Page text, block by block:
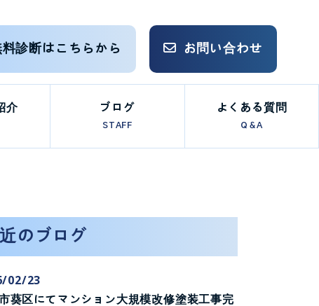
料診断はこちらから お問い合わせ
介 ブログ
STAFF
よくある質問
Q＆A
のブログ
02/23
葵区にてマンション大規模改修塗装工事完